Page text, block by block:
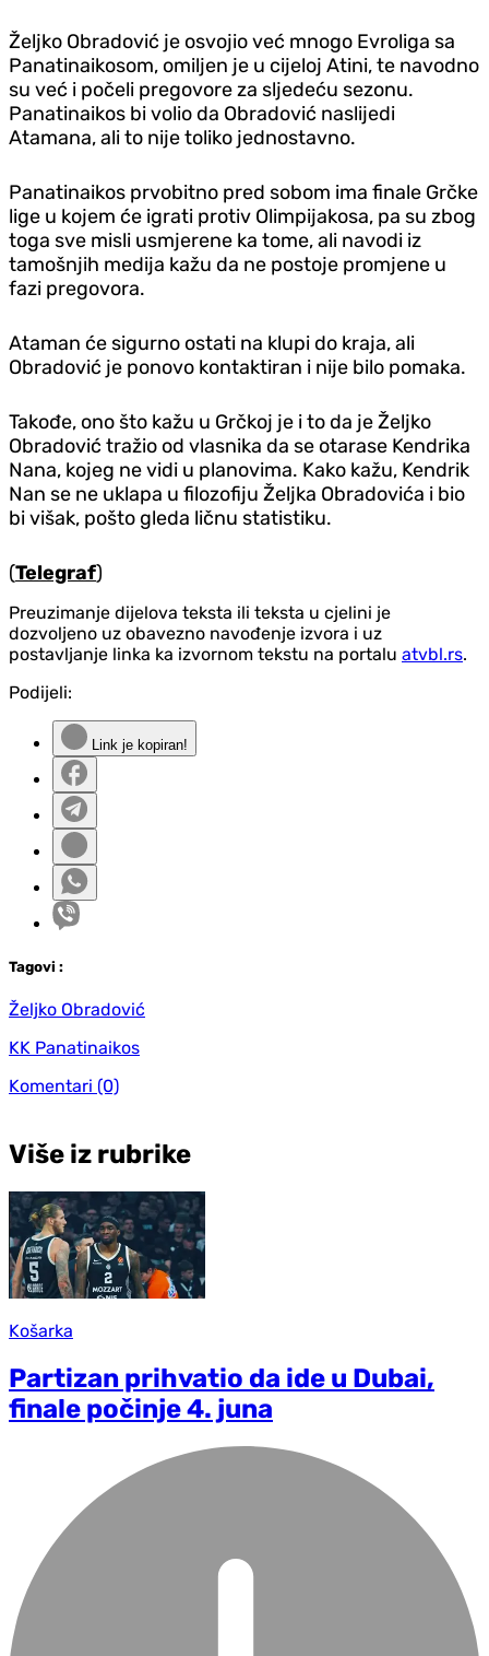
Željko Obradović je osvojio već mnogo Evroliga sa
Panatinaikosom, omiljen je u cijeloj Atini, te navodno
su već i počeli pregovore za sljedeću sezonu.
Panatinaikos bi volio da Obradović naslijedi
Atamana, ali to nije toliko jednostavno.
Panatinaikos prvobitno pred sobom ima finale Grčke
lige u kojem će igrati protiv Olimpijakosa, pa su zbog
toga sve misli usmjerene ka tome, ali navodi iz
tamošnjih medija kažu da ne postoje promjene u
fazi pregovora.
Ataman će sigurno ostati na klupi do kraja, ali
Obradović je ponovo kontaktiran i nije bilo pomaka.
Takođe, ono što kažu u Grčkoj je i to da je Željko
Obradović tražio od vlasnika da se otarase Kendrika
Nana, kojeg ne vidi u planovima. Kako kažu, Kendrik
Nan se ne uklapa u filozofiju Željka Obradovića i bio
bi višak, pošto gleda ličnu statistiku.
(Telegraf)
Preuzimanje dijelova teksta ili teksta u cjelini je
dozvoljeno uz obavezno navođenje izvora i uz
postavljanje linka ka izvornom tekstu na portalu atvbl.rs.
Podijeli:
Link je kopiran!
Tagovi :
Željko Obradović
KK Panatinaikos
Komentari (0)
Više iz rubrike
Košarka
Partizan prihvatio da ide u Dubai,
finale počinje 4. juna